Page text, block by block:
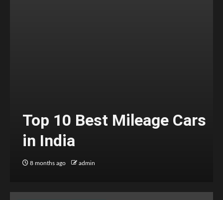
Top 10 Best Mileage Cars
in India
8 months ago admin